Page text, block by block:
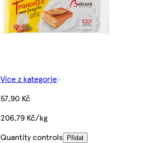
Více z kategorie
57,90 Kč
206,79 Kč/kg
Quantity controls
Přidat